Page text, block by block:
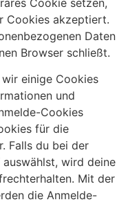
Cookies akzeptiert.
Daten
Browser schließt.
einige Cookies
und
Cookies
für die
Falls du bei der
auswählst, wird deine
Mit der
die Anmelde-